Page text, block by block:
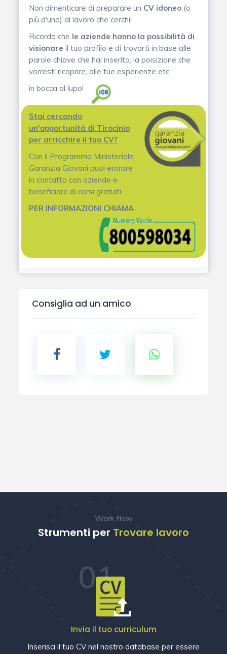
Non dimenticare di preparare un CV idoneo (o
più d'uno) al lavoro che cerchi!
Ricorda che le aziende hanno la possibilità di
visionare il tuo profilo e di trovarti in base alle
parole chiave che hai inserito, la poisizione che
vorresti ricoprire, alle tue esperienze etc.
in bocca al lupo!
Stai cercando
un'opportunità di Tirocinio
per arricchire il tuo CV?
Con il Programma Ministeriale
Garanzia Giovani puoi entrare
in contatto con aziende e
beneficiare di corsi gratuiti.
PER INFORMAZIONI CHIAMA
Consiglia ad un amico
Work flow
Strumenti per Trovare lavoro
01
Invia il tuo curriculum
Inserisci il tuo CV nel nostro database per essere